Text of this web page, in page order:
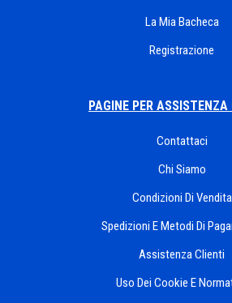
La Mia Bacheca
Registrazione
PAGINE PER
Contattaci
Chi Siamo
Condizioni Di Vendita
Spedizioni E Metodi Di
Assistenza Clienti
Uso Dei Cookie E